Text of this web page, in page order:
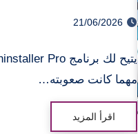
21/06/2026
مهما كانت صعوبته…
اقرأ المزيد